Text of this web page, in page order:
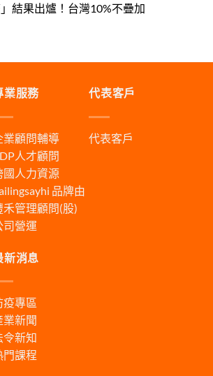
結果出爐！台灣10%不疊加
業服務
業顧問輔導
人才顧問
國人力資源
品牌由
禾管理顧問(股)
司營運
代表客戶
代表客戶
新消息
疫專區
業新聞
令新知
門課程